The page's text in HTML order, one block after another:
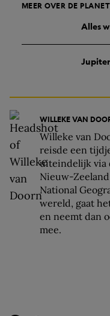
MEER OVER DE
Alles
WILLEKE VAN
Willeke van
reisde een
uiteindelijk via
Nieuw-
National
wereld, gaat
en neemt dan
mee.